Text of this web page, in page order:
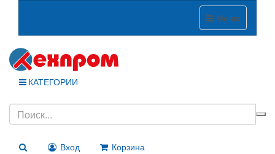
Меню
КАТЕГОРИИ
Вход
Корзина